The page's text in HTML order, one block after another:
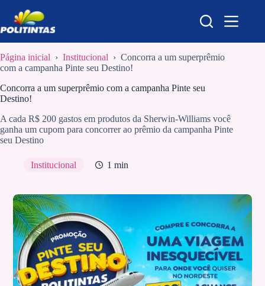
para
o
conteúdo
Página inicial › Institucional › Concorra a um superprêmio
com a campanha Pinte seu Destino!
Concorra a um superprêmio com a campanha Pinte seu
Destino!
A cada R$ 200 gastos em produtos da Sherwin-Williams você
ganha um cupom para concorrer ao prêmio da campanha Pinte
seu Destino
Institucional 1 min